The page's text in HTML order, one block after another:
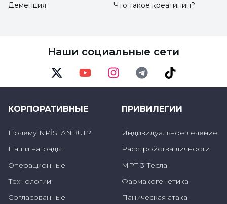
болезни иммунной системы, такие как
Вероятно, существует связь между
половыми генами и иммунными генами,
HLA или иммунными генами, и мы пока не
Все начинается с тремора или
отсутствия движения
Деменция
Что такое креатинин?
Наши социальные сети
КОРПОРАТИВНЫЕ
Почему NPİSTANBUL?
Наши награды
Операционные
Технологии
Согласованные
ПРИВИЛЕГИИ
Индивидуальное лечение
Расстройства личности
МРТ 3 Тесла
Фармакогенетика
Паническая атака